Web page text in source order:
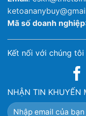
Mã số doanh nghiệp
Kết nối với chúng tôi
NHẬN TIN KHUYẾN